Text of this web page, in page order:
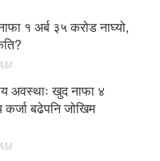
१ अर्ब ३५ करोड नाघ्यो,
अवस्थाः खुद नाफा ४
कर्जा बढेपनि जोखिम